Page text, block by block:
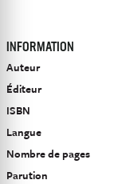
INFORMATION
Auteur
Éditeur
ISBN
Langue
Nombre de pages
Parution